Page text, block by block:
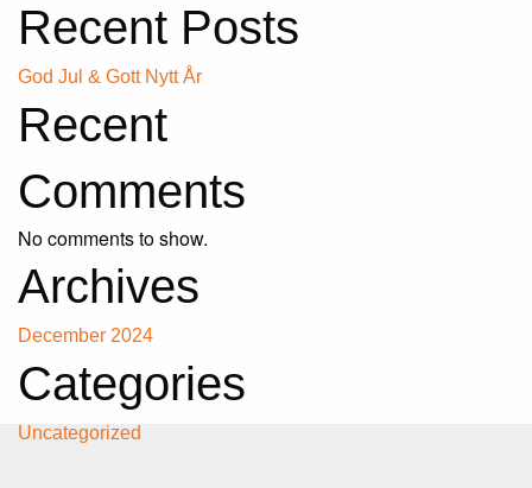
Recent Posts
God Jul & Gott Nytt År
Recent
Comments
No comments to show.
Archives
December 2024
Categories
Uncategorized